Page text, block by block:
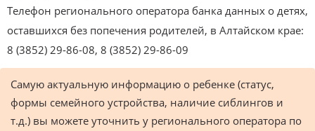
Телефон регионального оператора банка данных о детях,
оставшихся без попечения родителей, в Алтайском крае:
8 (3852) 29-86-08, 8 (3852) 29-86-09
Самую актуальную информацию о ребенке (статус,
формы семейного устройства, наличие сиблингов и
т.д.) вы можете уточнить у регионального оператора по